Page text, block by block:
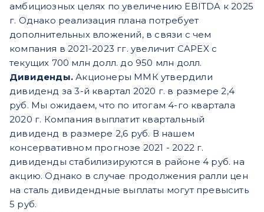
амбициозных целях по увеличению EBITDA к 2025
г. Однако реализация плана потребует
дополнительных вложений, в связи с чем
компания в 2021-2023 гг. увеличит CAPEX с
текущих 700 млн долл. до 950 млн долл.
Дивиденды. Акционеры ММК утвердили
дивиденд за 3-й квартал 2020 г. в размере 2,4
руб. Мы ожидаем, что по итогам 4-го квартала
2020 г. Компания выплатит квартальный
дивиденд в размере 2,6 руб. В нашем
консервативном прогнозе 2021 - 2022 г.
дивиденды стабилизируются в районе 4 руб. на
акцию. Однако в случае продолжения ралли цен
на сталь дивидендные выплаты могут превысить
5 руб.